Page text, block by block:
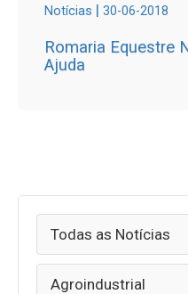
Notícias | 30-06-2018
Romaria Equestre
Ajuda
Todas as Notícias
Agroindustrial